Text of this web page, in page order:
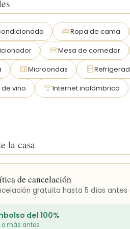
una escapada tranquila, pero
con productos frescos,
A solo 10 minutos en coche se
nocturna, estudios de yoga,
bedRopa de cama
table_restaurantMesa de comedor
microwaveMicroondas kitchen
vino wifiInternet inalámbrico
la casa
de cancelación
gratuita hasta 5 días antes
del 100%
más antes